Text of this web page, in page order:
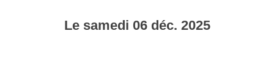
Le samedi 06 déc. 2025